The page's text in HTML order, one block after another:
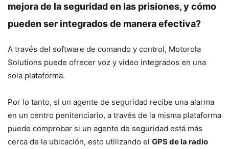
mejora de la seguridad en las prisiones, y cómo
pueden ser integrados de manera efectiva?
A través del software de comando y control, Motorola
Solutions puede ofrecer voz y video integrados en una
sola plataforma.
Por lo tanto, si un agente de seguridad recibe una alarma
en un centro penitenciario, a través de la misma plataforma
puede comprobar si un agente de seguridad está más
cerca de la ubicación, esto utilizando el GPS de la radio